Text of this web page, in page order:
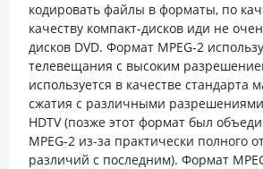
кодировать файлы в форматы, по
качеству компакт-дисков иди не
дисков DVD. Формат MPEG-2
телевещания с высоким
используется в качестве стандарта
сжатия с различными разрешениями
HDTV (позже этот формат был
MPEG-2 из-за практически полного
различий с последним). Формат